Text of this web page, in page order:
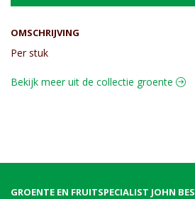
OMSCHRIJVING
Per stuk
Bekijk meer uit de collectie groente
GROENTE EN FRUITSPECIALIST JOHN BES